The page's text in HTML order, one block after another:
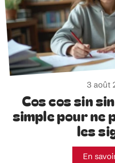
3 août
Cos cos sin
simple pour ne
les
En